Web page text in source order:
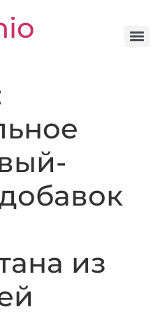
из